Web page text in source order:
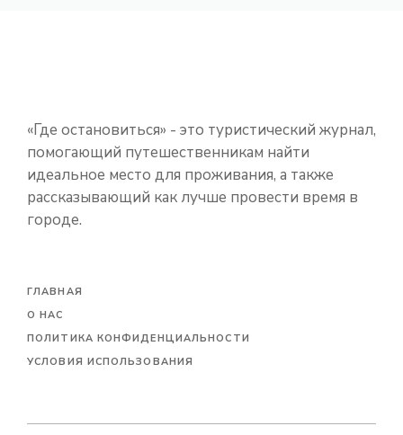
«‎Где остановиться» - это туристический журнал,
помогающий путешественникам найти
идеальное место для проживания, а также
рассказывающий как лучше провести время в
городе.
ГЛАВНАЯ
О НАС
ПОЛИТИКА КОНФИДЕНЦИАЛЬНОСТИ
УСЛОВИЯ ИСПОЛЬЗОВАНИЯ